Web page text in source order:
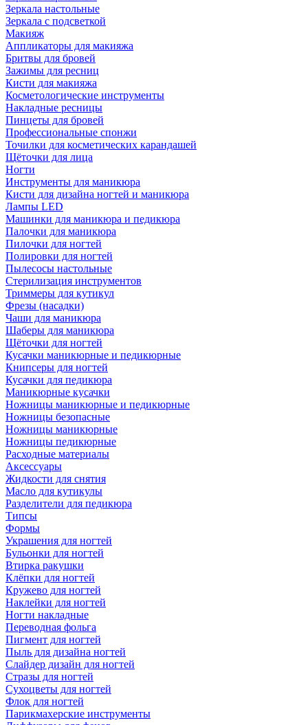
Зеркала настольные
Зеркала с подсветкой
Макияж
Аппликаторы для макияжа
Бритвы для бровей
Зажимы для ресниц
Кисти для макияжа
Косметологические инструменты
Накладные ресницы
Пинцеты для бровей
Профессиональные спонжи
Точилки для косметических карандашей
Щёточки для лица
Ногти
Инструменты для маникюра
Кисти для дизайна ногтей и маникюра
Лампы LED
Машинки для маникюра и педикюра
Палочки для маникюра
Пилочки для ногтей
Полировки для ногтей
Пылесосы настольные
Стерилизация инструментов
Триммеры для кутикул
Фрезы (насадки)
Чаши для маникюра
Шаберы для маникюра
Щёточки для ногтей
Кусачки маникюрные и педикюрные
Книпсеры для ногтей
Кусачки для педикюра
Маникюрные кусачки
Ножницы маникюрные и педикюрные
Ножницы безопасные
Ножницы маникюрные
Ножницы педикюрные
Расходные материалы
Аксессуары
Жидкости для снятия
Масло для кутикулы
Разделители для педикюра
Типсы
Формы
Украшения для ногтей
Бульонки для ногтей
Втирка ракушки
Клёпки для ногтей
Кружево для ногтей
Наклейки для ногтей
Ногти накладные
Переводная фольга
Пигмент для ногтей
Пыль для дизайна ногтей
Слайдер дизайн для ногтей
Стразы для ногтей
Сухоцветы для ногтей
Флок для ногтей
Парикмахерские инструменты